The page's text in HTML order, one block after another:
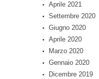
Aprile 2021
Settembre 2020
Giugno 2020
Aprile 2020
Marzo 2020
Gennaio 2020
Dicembre 2019